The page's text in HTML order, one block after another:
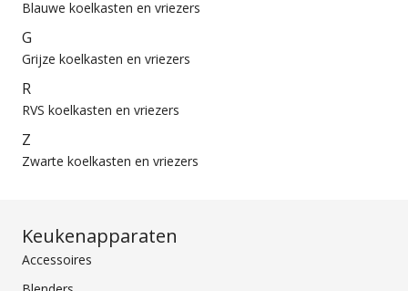
Blauwe koelkasten en vriezers
G
Grijze koelkasten en vriezers
R
RVS koelkasten en vriezers
Z
Zwarte koelkasten en vriezers
Keukenapparaten
Accessoires